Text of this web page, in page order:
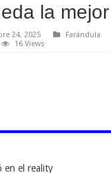
la mejor
24, 2025
Farándula
16 Views
en el reality